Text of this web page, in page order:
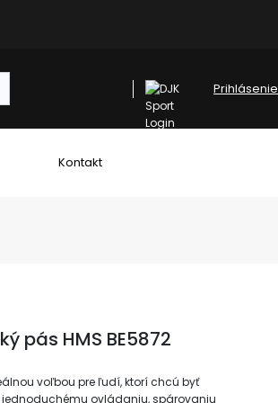
Prihlásenie
Kontakt
pás HMS BE5872
voľbou pre ľudí, ktorí chcú byť
ovládaniu, spárovaniu